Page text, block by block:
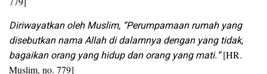
Diriwayatkan oleh Muslim, “Perumpamaan rumah yang
disebutkan nama Allah di dalamnya dengan yang tidak,
bagaikan orang yang hidup dan orang yang mati.”[HR.
Muslim, no. 779]